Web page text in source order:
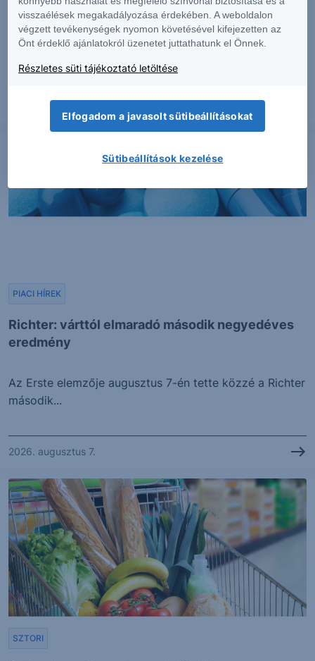
PIACI HÍREK
Richter: várttól elmaradó második negyedéves
eredmény
PIACI HÍREK
Az Erste elemzője augusztus 7-én tette közzé a Richter
második...
2026. augusztus 7.
SZTORI
visszaélések megakadályozása érdekében. A weboldalon
végzett tevékenységek nyomon követésével kifejezetten az
Önt érdeklő ajánlatokról üzenetet juttathatunk el Önnek.
Részletes süti tájékoztató letöltése
Elfogadom a javasolt sütibeállításokat
Sütibeállítások kezelése